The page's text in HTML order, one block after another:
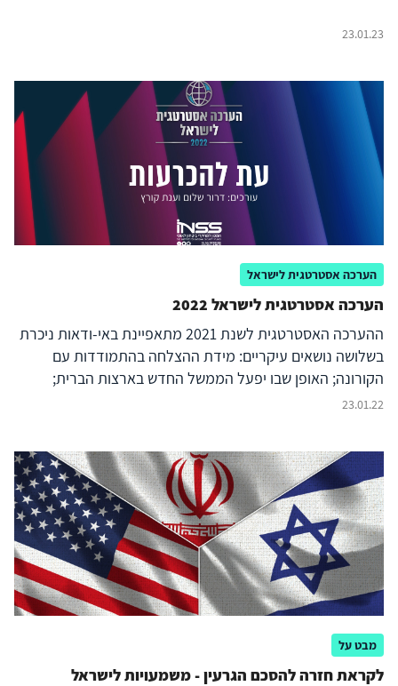
23.01.23
הערכה אסטרטגית לישראל
הערכה אסטרטגית לישראל 2022
ההערכה האסטרטגית לשנת 2021 מתאפיינת באי-ודאות ניכרת
בשלושה נושאים עיקריים: מידת ההצלחה בהתמודדות עם
הקורונה; האופן שבו יפעל הממשל החדש בארצות הברית;
וההתפתחויות הפוליטיות בישראל. ההערכה הנוכחית מבוססת
החברתית, על הערכים ועל דפוסי החיים. זאת, כמובן, מבלי
להמעיט בעוצמתם של האיומים הביטחוניים, שנותרו
משמעותיים. למול אי-הוודאות הזאת תצטרך ישראל לתת
עדיפות לטיפול במשבר הפנימי; להתאים עצמה לתחרות בין
המעצמות, המושפעת מהקורונה; להסתגל לממשל ביידן ולהיות
מתואמת איתו בעניין האיראני ובעניינים נוספים; להרחיב את
מערכת הבריתות שלה ואת הסכמי הנורמליזציה עם מדינות
האזור; ולהיות מוכנה להסלמה ביטחונית בצפון ומול עזה,
שיכולה להתרחש למרות שכל הגורמים המעורבים מעדיפים
להימנע ממנה.
23.01.22
מבט על
לקראת חזרה להסכם הגרעין - משמעויות לישראל